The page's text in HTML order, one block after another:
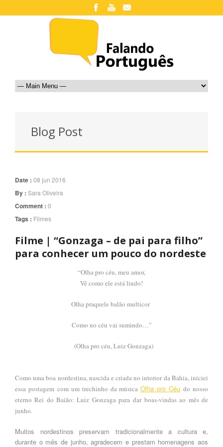
Blog Post
Date : 08 jun 2016
By : Sara Oliveira
Comment : 0
Tags : Filmes
Filme | “Gonzaga – de pai para filho”
para conhecer um pouco do nordeste
“Olha pro céu, meu amor,
Vê como ele está lindo!
Olha praquele balão multicor
Como no céu vai sumindo…”
(Olha pro céu, Luiz Gonzaga)
Como uma boa nordestina, nascida e criada no interior da Bahia, iniciei
essa postagem com um trechinho da músicaOlha pro Céu do nosso
eterno Rei do Baião: Luiz Gonzaga para dar boas-vindas ao mês de
junho.
Muitos nordestinos preservam tradicionalmente a cultura e,
durante o mês de junho, agradecem e prestam homenagens aos